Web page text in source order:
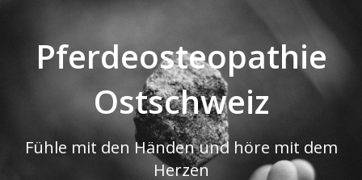
Pferdeosteopathie
Ostschweiz
Fühle mit den Händen und höre mit dem
Herzen